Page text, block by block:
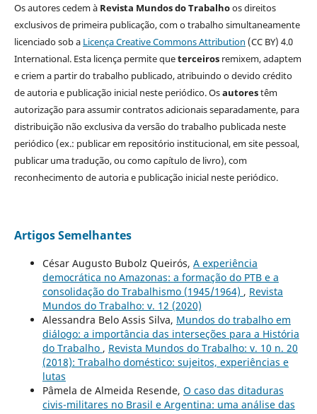
Os autores cedem à Revista Mundos do Trabalhoos direitos
exclusivos de primeira publicação, com o trabalho simultaneamente
licenciado sob a Licença Creative Commons Attribution (CC BY) 4.0
International. Esta licença permite queterceirosremixem, adaptem
e criem a partir do trabalho publicado, atribuindo o devido crédito
de autoria e publicação inicial neste periódico. Osautorestêm
autorização para assumir contratos adicionais separadamente, para
distribuição não exclusiva da versão do trabalho publicada neste
periódico (ex.: publicar em repositório institucional, em site pessoal,
publicar uma tradução, ou como capítulo de livro), com
reconhecimento de autoria e publicação inicial neste periódico.
Artigos Semelhantes
César Augusto Bubolz Queirós, A experiência
democrática no Amazonas: a formação do PTB e a
consolidação do Trabalhismo (1945/1964) , Revista
Mundos do Trabalho: v. 12 (2020)
Alessandra Belo Assis Silva, Mundos do trabalho em
diálogo: a importância das interseções para a História
do Trabalho , Revista Mundos do Trabalho: v. 10 n. 20
(2018): Trabalho doméstico: sujeitos, experiências e
lutas
Pâmela de Almeida Resende, O caso das ditaduras
civis-militares no Brasil e Argentina: uma análise das